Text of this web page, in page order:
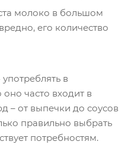
молоко в большом
его количество
в
часто входит в
– от выпечки до соусов
правильно выбрать
потребностям.